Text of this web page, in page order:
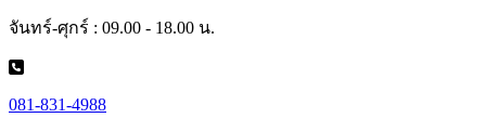
จันทร์-ศุกร์ : 09.00 - 18.00 น.
081-831-4988